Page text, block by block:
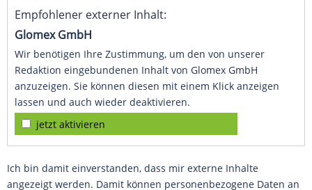
Empfohlener externer Inhalt:
Glomex GmbH
Wir benötigen Ihre Zustimmung, um den von unserer
Redaktion eingebundenen Inhalt von Glomex GmbH
anzuzeigen. Sie können diesen mit einem Klick anzeigen
lassen und auch wieder deaktivieren.
jetzt aktivieren
Ich bin damit einverstanden, dass mir externe Inhalte
angezeigt werden. Damit können personenbezogene Daten an